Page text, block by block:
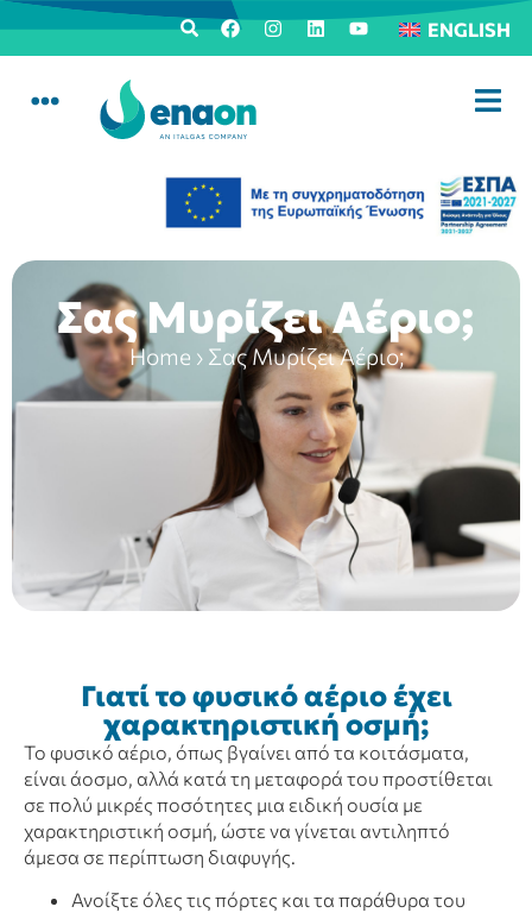
ENGLISH
Σας Μυρίζει Αέριο;
Home › Σας Μυρίζει Αέριο;
Γιατί το φυσικό αέριο έχει
χαρακτηριστική οσμή;
Το φυσικό αέριο, όπως βγαίνει από τα κοιτάσματα,
είναι άοσμο, αλλά κατά τη μεταφορά του προστίθεται
σε πολύ μικρές ποσότητες μια ειδική ουσία με
χαρακτηριστική οσμή, ώστε να γίνεται αντιληπτό
άμεσα σε περίπτωση διαφυγής.
Ανοίξτε όλες τις πόρτες και τα παράθυρα του